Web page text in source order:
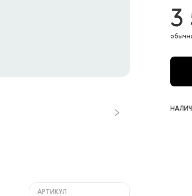
3
АРТИКУЛ